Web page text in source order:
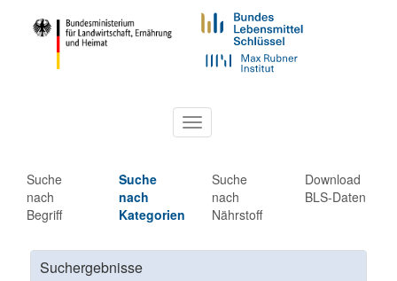
Toggle
navigation
Suche
nach
Begriff
Suche
nach
Kategorien
Suche
nach
Nährstoff
Download
BLS-Daten
Suchergebnisse